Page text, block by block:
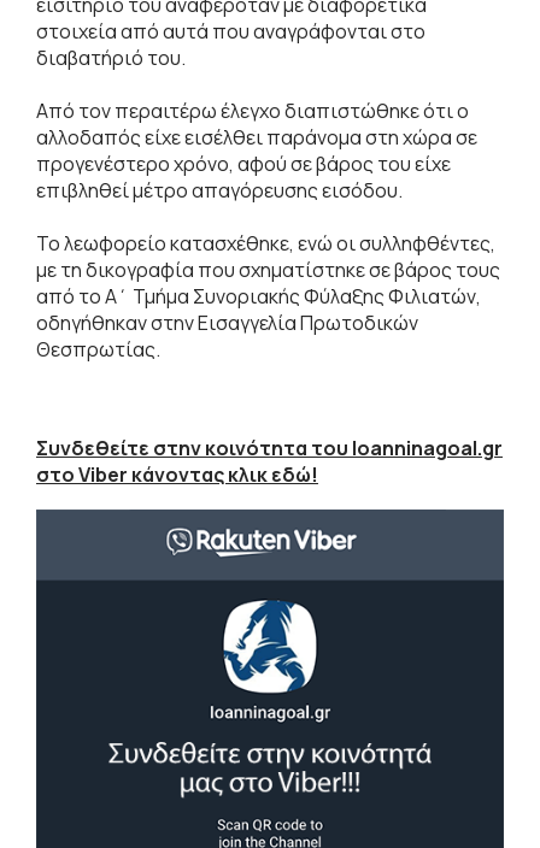
στοιχεία από αυτά που αναγράφονται στο
διαβατήριό του.
Από τον περαιτέρω έλεγχο διαπιστώθηκε ότι ο
αλλοδαπός είχε εισέλθει παράνομα στη χώρα σε
προγενέστερο χρόνο, αφού σε βάρος του είχε
επιβληθεί μέτρο απαγόρευσης εισόδου.
Το λεωφορείο κατασχέθηκε, ενώ οι συλληφθέντες,
με τη δικογραφία που σχηματίστηκε σε βάρος τους
από το Α΄ Τμήμα Συνοριακής Φύλαξης Φιλιατών,
οδηγήθηκαν στην Εισαγγελία Πρωτοδικών
Θεσπρωτίας.
Συνδεθείτε στην κοινότητα του Ioanninagoal.gr
στο Viber κάνοντας κλικ εδώ!